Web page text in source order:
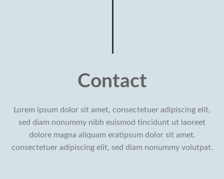
Contact
Lorem ipsum dolor sit amet, consectetuer adipiscing elit,
sed diam nonummy nibh euismod tincidunt ut laoreet
dolore magna aliquam eratipsum dolor sit amet,
consectetuer adipiscing elit, sed diam nonummy volutpat.